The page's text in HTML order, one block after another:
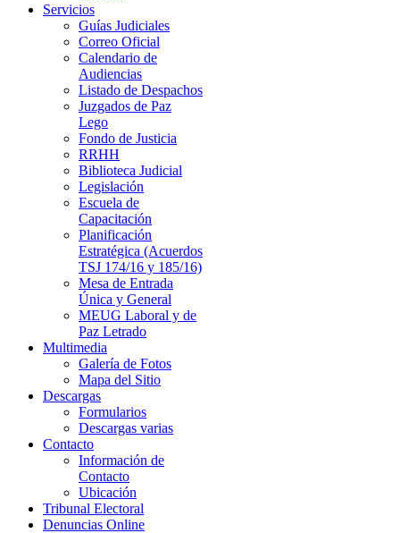
Servicios
Guías Judiciales
Correo Oficial
Calendario de
Audiencias
Listado de Despachos
Juzgados de Paz
Lego
Fondo de Justicia
RRHH
Biblioteca Judicial
Legislación
Escuela de
Capacitación
Planificación
Estratégica (Acuerdos
TSJ 174/16 y 185/16)
Mesa de Entrada
Única y General
MEUG Laboral y de
Paz Letrado
Multimedia
Galería de Fotos
Mapa del Sitio
Descargas
Formularios
Descargas varias
Contacto
Información de
Contacto
Ubicación
Tribunal Electoral
Denuncias Online